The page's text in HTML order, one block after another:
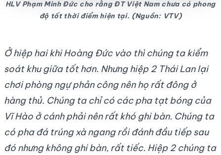
HLV Phạm Minh Đức cho rằng ĐT Việt Nam chưa có phong
độ tốt thời điểm hiện tại. (Nguồn: VTV)
Ở hiệp hai khi Hoàng Đức vào thì chúng ta kiểm
soát khu giữa tốt hơn. Nhưng hiệp 2 Thái Lan lại
chơi phòng ngự phản công nên họ rất đông ở
hàng thủ. Chúng ta chỉ có các pha tạt bóng của
Vĩ Hào ở cánh phải nên rất khó ghi bàn. Chúng ta
có pha đá trúng xà ngang rồi đánh đầu tiếp sau
đó nhưng không ghi bàn, rất tiếc. Hiệp 2 chúng ta